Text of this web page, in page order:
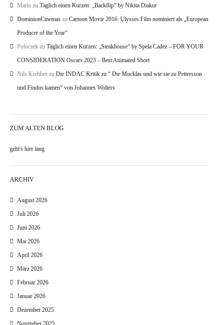
Mario zu Täglich einen Kurzen: „Backflip“ by Nikita Diakur
DominionCinemas zu Cartoon Movie 2016: Ulysses Film nominiert als „European
Producer of the Year“
Poloczek zu Täglich einen Kurzen: „Steakhouse“ by Spela Cadez – FOR YOUR
CONSIDERATION Oscars 2023 – Best Animated Short
Nils Krebber zu Die INDAC Kritik zu “ Die Mucklas und wie sie zu Pettersson
und Findus kamen“ von Johannes Wolters
ZUM ALTEN BLOG
geht's hier lang
ARCHIV
August 2026
Juli 2026
Juni 2026
Mai 2026
April 2026
März 2026
Februar 2026
Januar 2026
Dezember 2025